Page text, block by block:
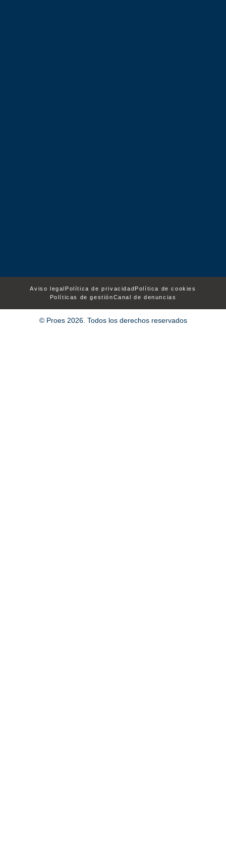
Aviso legal Política de privacidadPolítica de cookies
Políticas de gestiónCanal de denuncias
© Proes 2026. Todos los derechos reservados